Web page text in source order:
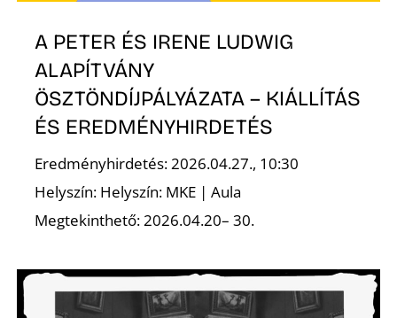
A PETER ÉS IRENE LUDWIG
ALAPÍTVÁNY
ÖSZTÖNDÍJPÁLYÁZATA – KIÁLLÍTÁS
ÉS EREDMÉNYHIRDETÉS
Eredményhirdetés: 2026.04.27., 10:30
Helyszín: Helyszín: MKE | Aula
Megtekinthető: 2026.04.20– 30.